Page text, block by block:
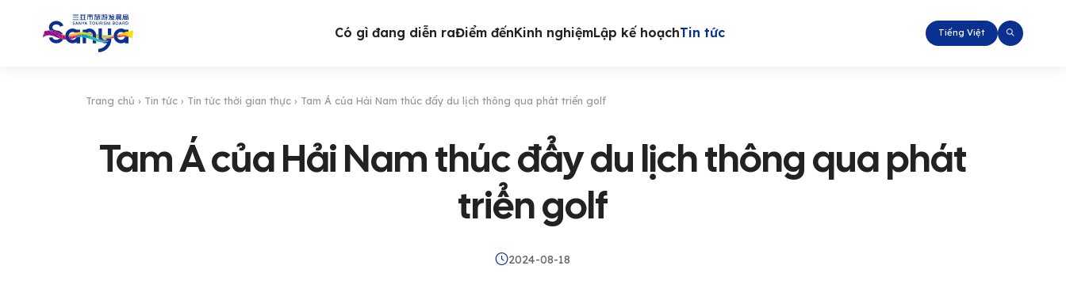
Có gì đang diễn raĐiểm đếnKinh nghiệmLập kế hoạchTin tức Tiếng Việt
Trang chủ › Tin tức› Tin tức thời gian thực› Tam Á của Hải Nam thúc đẩy du lịch thông qua phát triển golf
Tam Á của Hải Nam thúc đẩy du lịch thông qua phát
triển golf
2024-08-18